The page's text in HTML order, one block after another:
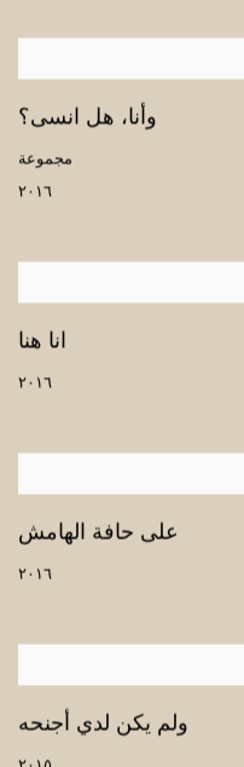
وأنا، هل انسى؟
مجموعة
٢٠١٦
انا هنا
٢٠١٦
على حافة الهامش
٢٠١٦
ولم يكن لدي أجنحه